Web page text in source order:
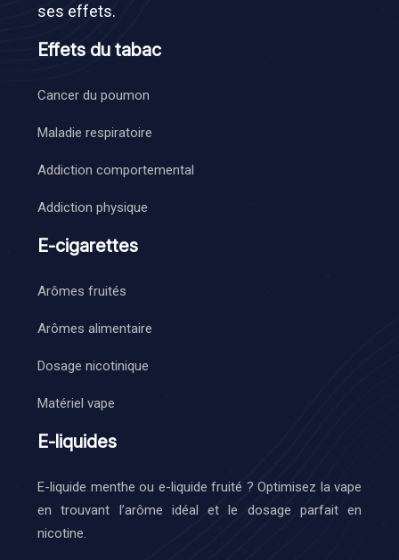
ses effets.
Effets du tabac
Cancer du poumon
Maladie respiratoire
Addiction comportemental
Addiction physique
E-cigarettes
Arômes fruités
Arômes alimentaire
Dosage nicotinique
Matériel vape
E-liquides
E-liquide menthe ou e-liquide fruité ? Optimisez la vape
en trouvant l’arôme idéal et le dosage parfait en
nicotine.